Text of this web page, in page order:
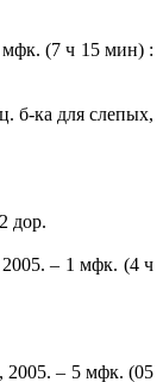
(7 ч 15 мин) :
б-ка для слепых,
дор.
– 1 мфк. (4 ч
2005. – 5 мфк. (05